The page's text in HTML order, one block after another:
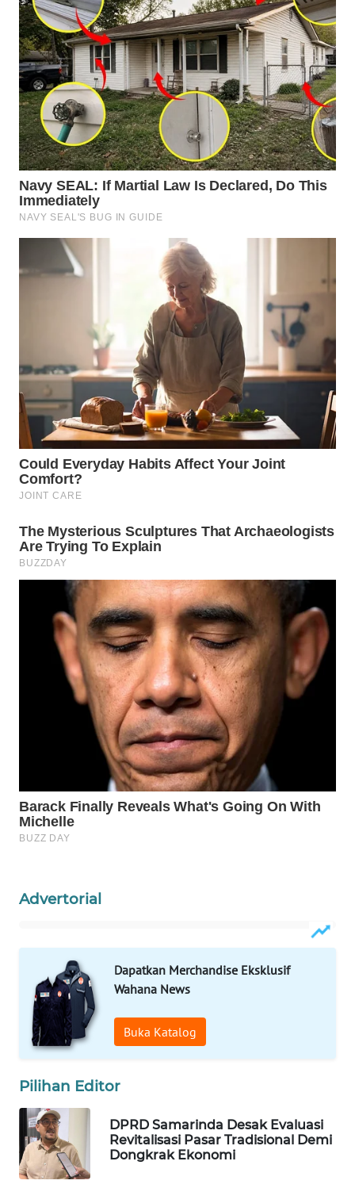
Advertorial
Dapatkan Merchandise Eksklusif
Wahana News
Buka Katalog
Pilihan Editor
DPRD Samarinda Desak Evaluasi
Revitalisasi Pasar Tradisional Demi
Dongkrak Ekonomi
WN
NATUNA
WN
BINTAN
WN
MANDALIKA
WN
WN
Wahana
Media
Group
WAHANA
NEWS
TANI
ADVOKAT
WAHANA
INFRASTRUKTUR
WAHANA
KONSUMEN
WAHANA
TRAVEL
WAHANANEWS
CO ID
WAHANANEWS
NET
SPORT
WAHANA
UMKM